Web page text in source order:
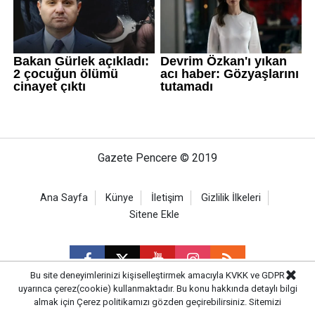
Gazete Pencere © 2019
Ana Sayfa Künye İletişim
Gizlilik İlkeleri
Sitene Ekle
Bu site deneyimlerinizi kişiselleştirmek amacıyla KVKK ve GDPR
uyarınca çerez(cookie) kullanmaktadır. Bu konu hakkında detaylı bilgi
almak için Çerez politikamızı gözden geçirebilirsiniz. Sitemizi